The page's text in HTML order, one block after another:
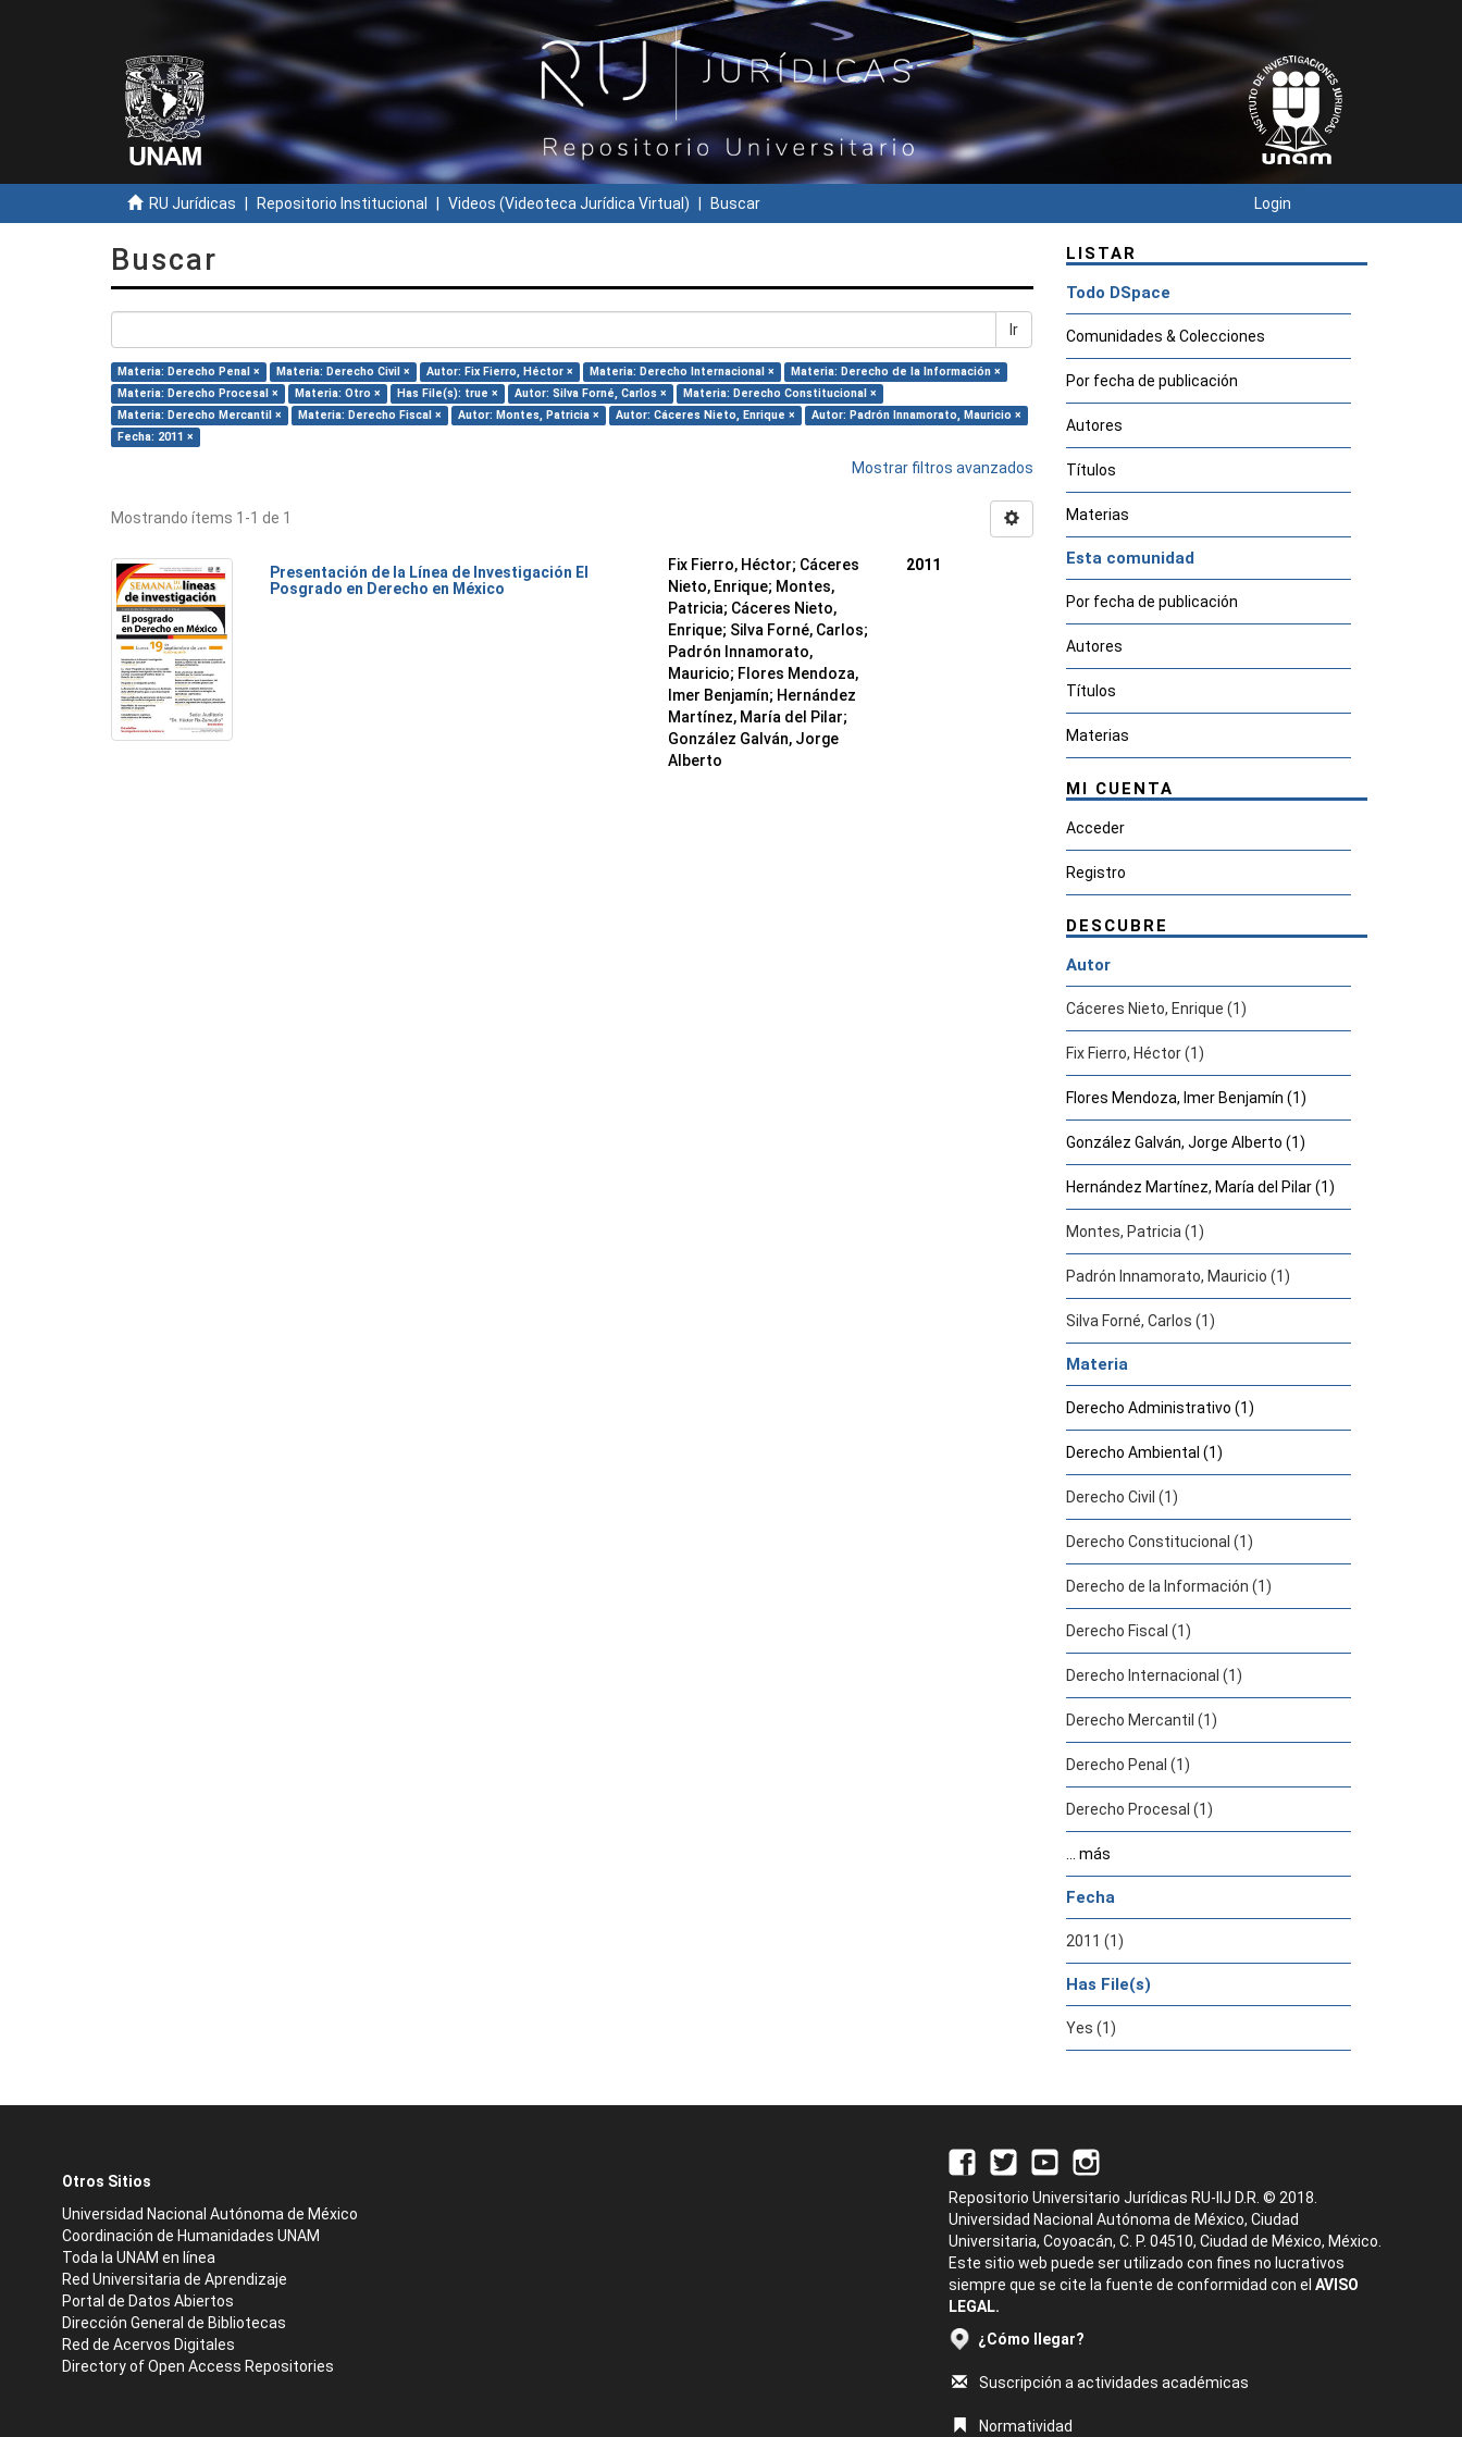
RU Jurídicas Repositorio Institucional Videos (Videoteca Jurídica Virtual) Buscar Login
Buscar
Ir
Materia: Derecho Penal × Materia: Derecho Civil × Autor: Fix Fierro, Héctor × Materia: Derecho Internacional ×
Materia: Derecho de la Información ×
Materia: Derecho Procesal ×
Materia: Otro × Has File(s): true × Autor: Silva Forné, Carlos ×
Materia: Derecho Constitucional ×
Materia: Derecho Mercantil ×
Materia: Derecho Fiscal × Autor: Montes, Patricia × Autor: Cáceres Nieto, Enrique ×
Autor: Padrón Innamorato, Mauricio ×
Fecha: 2011 ×
Mostrar filtros avanzados
Mostrando ítems 1-1 de 1
Presentación de la Línea de Investigación El
Posgrado en Derecho en México
Fix Fierro, Héctor; Cáceres
Nieto, Enrique; Montes,
Patricia; Cáceres Nieto,
Enrique; Silva Forné, Carlos;
Padrón Innamorato,
Mauricio; Flores Mendoza,
Imer Benjamín; Hernández
Martínez, María del Pilar;
González Galván, Jorge
Alberto
2011
LISTAR
Todo DSpace
Comunidades & Colecciones
Por fecha de publicación
Autores
Títulos
Materias
Esta comunidad
Por fecha de publicación
Autores
Títulos
Materias
MI CUENTA
Acceder
Registro
DESCUBRE
Autor
Cáceres Nieto, Enrique (1)
Fix Fierro, Héctor (1)
Flores Mendoza, Imer Benjamín (1)
González Galván, Jorge Alberto (1)
Hernández Martínez, María del Pilar (1)
Montes, Patricia (1)
Padrón Innamorato, Mauricio (1)
Silva Forné, Carlos (1)
Materia
Derecho Administrativo (1)
Derecho Ambiental (1)
Derecho Civil (1)
Derecho Constitucional (1)
Derecho de la Información (1)
Derecho Fiscal (1)
Derecho Internacional (1)
Derecho Mercantil (1)
Derecho Penal (1)
Derecho Procesal (1)
... más
Fecha
2011 (1)
Has File(s)
Yes (1)
Otros Sitios
Universidad Nacional Autónoma de México
Coordinación de Humanidades UNAM
Toda la UNAM en línea
Red Universitaria de Aprendizaje
Portal de Datos Abiertos
Dirección General de Bibliotecas
Red de Acervos Digitales
Directory of Open Access Repositories
Repositorio Universitario Jurídicas RU-IIJ D.R. © 2018.
Universidad Nacional Autónoma de México, Ciudad
Universitaria, Coyoacán, C. P. 04510, Ciudad de México, México.
Este sitio web puede ser utilizado con fines no lucrativos
siempre que se cite la fuente de conformidad con el AVISO
LEGAL.
¿Cómo llegar?
Suscripción a actividades académicas
Normatividad